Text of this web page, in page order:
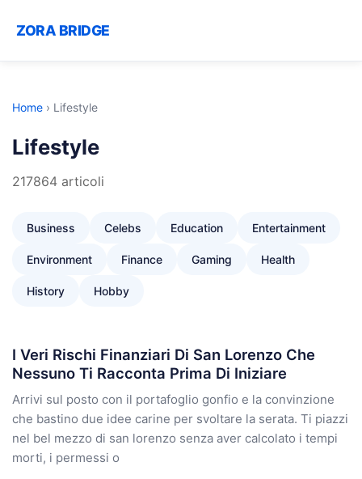
ZORA BRIDGE
Home › Lifestyle
Lifestyle
217864 articoli
Business Celebs Education Entertainment
Environment Finance Gaming Health
History Hobby
I Veri Rischi Finanziari Di San Lorenzo Che
Nessuno Ti Racconta Prima Di Iniziare
Arrivi sul posto con il portafoglio gonfio e la convinzione
che bastino due idee carine per svoltare la serata. Ti piazzi
nel bel mezzo di san lorenzo senza aver calcolato i tempi
morti, i permessi o